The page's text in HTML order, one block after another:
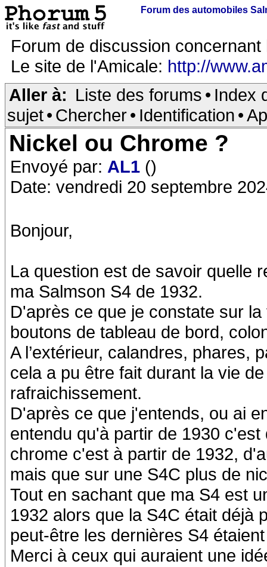
Forum des automobiles
Forum de discussion
Le site de l'Amicale: http://
Aller à: Liste des forums • Index
sujet• Chercher• Identification •
Nickel ou Chrome ?
Envoyé par: AL1 ()
Date: vendredi 20 septembre
Bonjour,
La question est de savoir quelle
ma Salmson S4 de 1932.
D'après ce que je constate sur
boutons de tableau de bord,
A l’extérieur, calandres, phares,
cela a pu être fait durant la vie
rafraichissement.
D'après ce que j'entends, ou ai
entendu qu'à partir de 1930
chrome c'est à partir de 1932,
mais que sur une S4C plus de
Tout en sachant que ma S4 est
1932 alors que la S4C était déjà
peut-être les dernières S4
Merci à ceux qui auraient une